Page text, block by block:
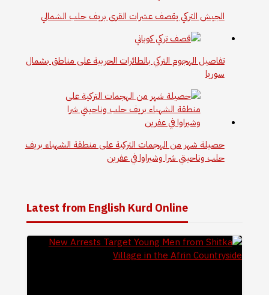
الجيش التركي يقصف عشرات القرى بريف حلب الشمالي
تفاصيل الهجوم التركي بالطائرات الحربية على مناطق بشمال
سوريا
​​​​​​​حصيلة شهر من الهجمات التركية على منطقة الشهباء بريف
حلب وناحيتي شرا وشيراوا في عفرين
Latest from English Kurd Online